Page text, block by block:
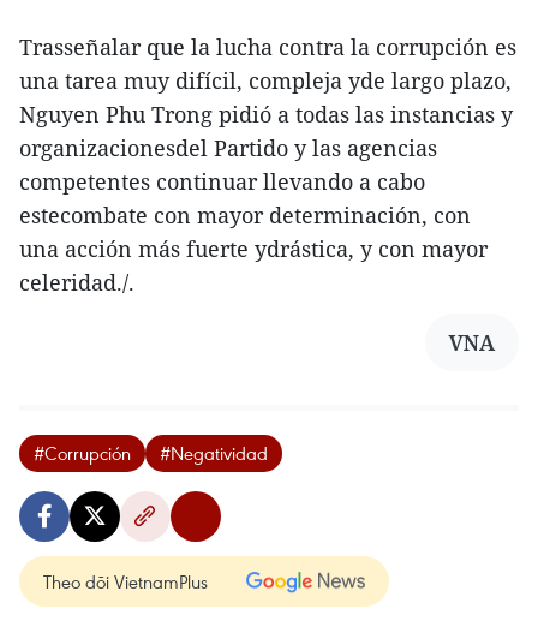
Trasseñalar que la lucha contra la corrupción es
una tarea muy difícil, compleja yde largo plazo,
Nguyen Phu Trong pidió a todas las instancias y
organizacionesdel Partido y las agencias
competentes continuar llevando a cabo
estecombate con mayor determinación, con
una acción más fuerte ydrástica, y con mayor
celeridad./.
VNA
#Corrupción #Negatividad
Theo dõi VietnamPlus